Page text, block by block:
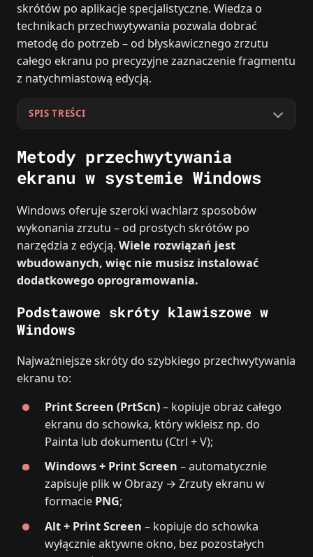
skrótów po aplikacje specjalistyczne. Wiedza o
technikach przechwytywania pozwala dobrać
metodę do potrzeb – od błyskawicznego zrzutu
całego ekranu po precyzyjne zaznaczenie fragmentu
z natychmiastową edycją.
SPIS TREŚCI
Metody przechwytywania
ekranu w systemie Windows
Windows oferuje szeroki wachlarz sposobów
wykonania zrzutu – od prostych skrótów po
narzędzia z edycją. Wiele rozwiązań jest
wbudowanych, więc nie musisz instalować
dodatkowego oprogramowania.
Podstawowe skróty klawiszowe w
Windows
Najważniejsze skróty do szybkiego przechwytywania
ekranu to:
Print Screen (PrtScn)– kopiuje obraz całego
ekranu do schowka, który wkleisz np. do
Painta lub dokumentu (Ctrl + V);
Windows + Print Screen – automatycznie
zapisuje plik w Obrazy → Zrzuty ekranu w
formacie PNG;
Alt + Print Screen – kopiuje do schowka
wyłącznie aktywne okno, bez pozostałych